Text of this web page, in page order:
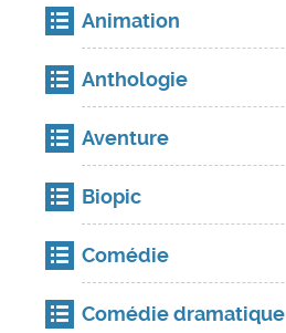
Animation
Anthologie
Aventure
Biopic
Comédie
Comédie dramatique